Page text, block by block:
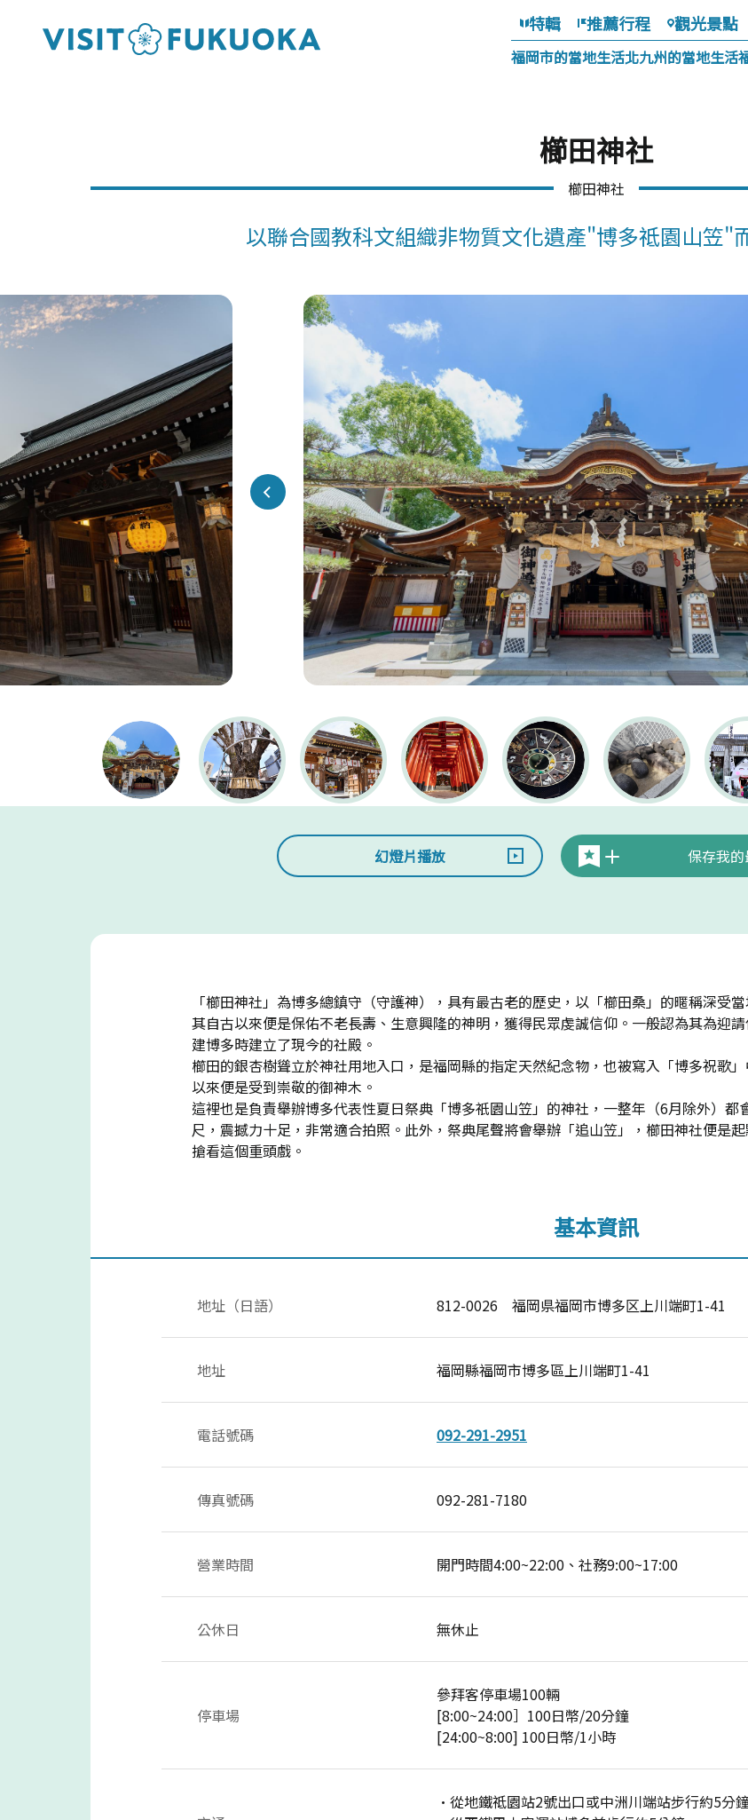
特輯 推薦行程 觀光景點
福岡市的當地生活北九州的當地生活
櫛田神社
櫛田神社
以聯合國教科文組織非物質文化遺產"博多祗園山笠"
幻燈片播放 保存我的
「櫛田神社」為博多總鎮守（守護神），具有最古老的歷史，以「櫛田桑」的暱稱深受
其自古以來便是保佑不老長壽、生意興隆的神明，獲得民眾虔誠信仰。一般認為其為迎
建博多時建立了現今的社殿。
櫛田的銀杏樹聳立於神社用地入口，是福岡縣的指定天然紀念物，也被寫入「博多祝歌
以來便是受到崇敬的御神木。
這裡也是負責舉辦博多代表性夏日祭典「博多祇園山笠」的神社，一整年（6月除外）
尺，震撼力十足，非常適合拍照。此外，祭典尾聲將會舉辦「追山笠」，櫛田神社便是
搶看這個重頭戲。
基本資訊
地址（日語） 812-0026 福岡県福岡市博多区上川端町1-41
地址 福岡縣福岡市博多區上川端町1-41
電話號碼 092-291-2951
傳真號碼 092-281-7180
營業時間 開門時間4:00~22:00、社務9:00~17:00
公休日 無休止
停車場
參拜客停車場100輛
[8:00~24:00］100日幣/20分鐘
[24:00~8:00] 100日幣/1小時
·從地鐵祗園站2號出口或中洲川端站步行約5分鐘